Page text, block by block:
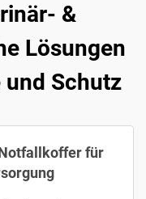
&
Lösungen
Schutz
für